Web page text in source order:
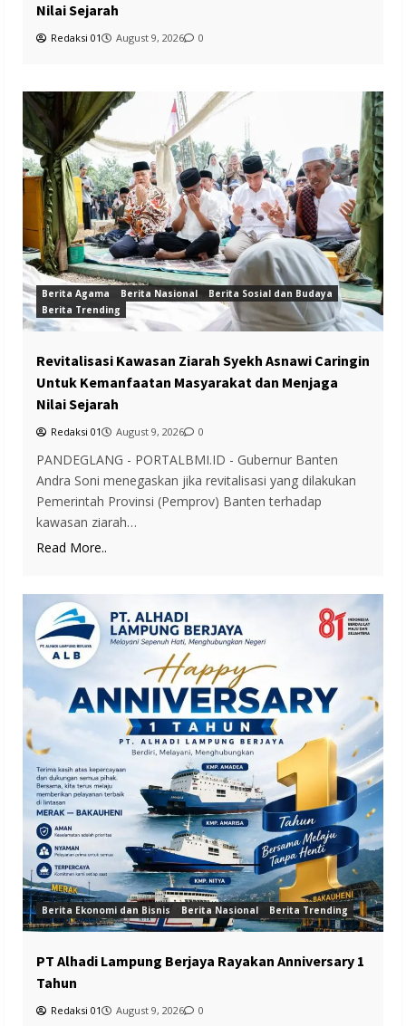
Nilai Sejarah
Redaksi 01 August 9, 2026 0
Berita Agama Berita Nasional
Berita Sosial dan Budaya
Berita Trending
Revitalisasi Kawasan Ziarah Syekh Asnawi Caringin
Untuk Kemanfaatan Masyarakat dan Menjaga
Nilai Sejarah
Redaksi 01 August 9, 2026 0
PANDEGLANG - PORTALBMI.ID - Gubernur Banten
Andra Soni menegaskan jika revitalisasi yang dilakukan
Pemerintah Provinsi (Pemprov) Banten terhadap
kawasan ziarah…
Read More..
Berita Ekonomi dan Bisnis Berita Nasional Berita Trending
PT Alhadi Lampung Berjaya Rayakan Anniversary 1
Tahun
Redaksi 01 August 9, 2026 0